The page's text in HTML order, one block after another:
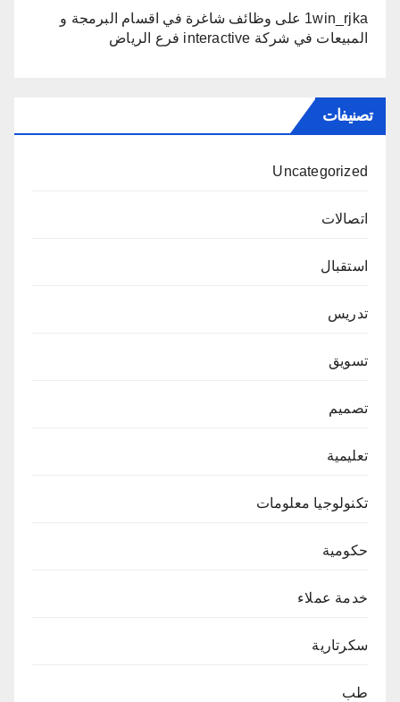
1win_rjka على وظائف شاغرة في اقسام البرمجة و
المبيعات في شركة interactive فرع الرياض
تصنيفات
Uncategorized
اتصالات
استقبال
تدريس
تسويق
تصميم
تعليمية
تكنولوجيا معلومات
حكومية
خدمة عملاء
سكرتارية
طب